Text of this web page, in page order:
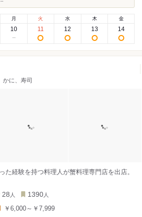
月
10
火
11
水
12
木
13
金
14
かに、寿司
た経験を持つ料理人が蟹料理専門店を出店。
28 人 1390 人
￥6,000～￥7,999